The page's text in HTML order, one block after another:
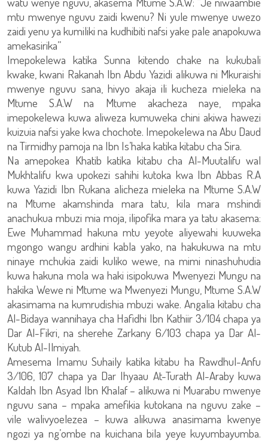
mtu mwenye nguvu zaidi kwenu? Ni yule mwenye uwezo
zaidi yenu ya kumiliki na kudhibiti nafsi yake pale anapokuwa
amekasirika”
Imepokelewa katika Sunna kitendo chake na kukubali
kwake, kwani Rakanah Ibn Abdu Yazidi alikuwa ni Mkuraishi
mwenye nguvu sana, hivyo akaja ili kucheza mieleka na
Mtume S.A.W na Mtume akacheza naye, mpaka
imepokelewa kuwa aliweza kumuweka chini akiwa hawezi
kuizuia nafsi yake kwa chochote. Imepokelewa na Abu Daud
na Tirmidhy pamoja na Ibn Is’haka katika kitabu cha Sira.
Na amepokea Khatib katika kitabu cha Al-Muutalifu wal
Mukhtalifu kwa upokezi sahihi kutoka kwa Ibn Abbas R.A
kuwa Yazidi Ibn Rukana alicheza mieleka na Mtume S.A.W
na Mtume akamshinda mara tatu, kila mara mshindi
anachukua mbuzi mia moja, ilipofika mara ya tatu akasema:
Ewe Muhammad hakuna mtu yeyote aliyewahi kuuweka
mgongo wangu ardhini kabla yako, na hakukuwa na mtu
ninaye mchukia zaidi kuliko wewe, na mimi ninashuhudia
kuwa hakuna mola wa haki isipokuwa Mwenyezi Mungu na
hakika Wewe ni Mtume wa Mwenyezi Mungu, Mtume S.A.W
akasimama na kumrudishia mbuzi wake. Angalia kitabu cha
Al-Bidaya wannihaya cha Hafidhi Ibn Kathiir 3/104 chapa ya
Dar Al-Fikri, na sherehe Zarkany 6/103 chapa ya Dar Al-
Kutub Al-Ilmiyah.
Amesema Imamu Suhaily katika kitabu ha Rawdhul-Anfu
3/106, 107 chapa ya Dar Ihyaau At-Turath Al-Araby kuwa
Kaldah Ibn Asyad Ibn Khalaf – alikuwa ni Muarabu mwenye
nguvu sana – mpaka amefikia kutokana na nguvu zake –
vile walivyoelezea – kuwa alikuwa anasimama kwenye
ngozi ya ng’ombe na kuichana bila yeye kuyumbayumba.